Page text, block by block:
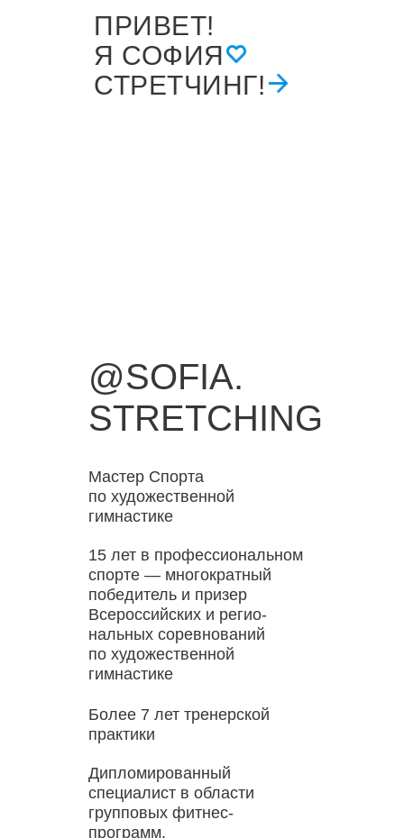
ПРИВЕТ!
Я СОФИЯ
СТРЕТЧИНГ!
Мастер Спорта
по художественной
гимнастике
15 лет в профессиональном
спорте — многократный
победитель и призер
Всероссийских и регио-
нальных соревнований
по художественной
гимнастике
Дипломированный
специалист в области
групповых фитнес-
программ,
Более 7 лет тренерской
практики
@SOFIA.
STRETCHING